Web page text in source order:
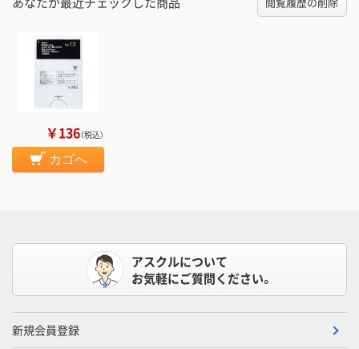
￥136（税込）
カゴへ
アスクルについて
お気軽にご質問ください。
新規会員登録